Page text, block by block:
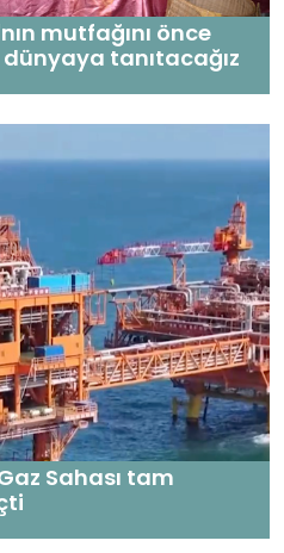
mutfağını önce
tanıtacağız
Sahası tam